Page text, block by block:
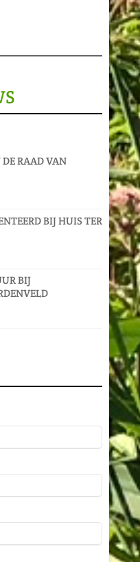
DE RAAD VAN
BIJ HUIS TER
BIJ